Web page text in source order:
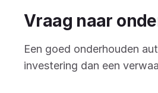
Vraag naar
Een goed onderhouden
investering dan een